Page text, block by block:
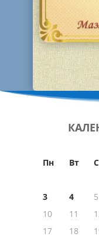
Пн Вт
3
4 5
10
11
17
18